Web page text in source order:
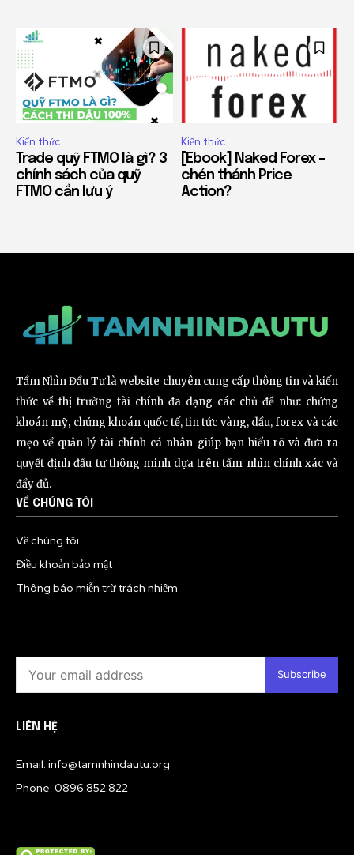
Kiến thức
Trade quỹ FTMO là gì? 3
chính sách của quỹ
FTMO cần lưu ý
Kiến thức
[Ebook] Naked Forex –
chén thánh Price
Action?
Tầm Nhìn Đầu Tư là website chuyên cung cấp thông tin và kiến
thức về thị trường tài chính đa dạng các chủ đề như: chứng
khoán mỹ, chứng khoán quốc tế, tin tức vàng, dầu, forex và các
mẹo về quản lý tài chính cá nhân giúp bạn hiểu rõ và đưa ra
quyết định đầu tư thông minh dựa trên tầm nhìn chính xác và
đầy đủ.
VỀ CHÚNG TÔI
Về chúng tôi
Điều khoản bảo mật
Thông báo miễn trừ trách nhiệm
Subscribe
LIÊN HỆ
Email: info@tamnhindautu.org
Phone: 0896.852.822